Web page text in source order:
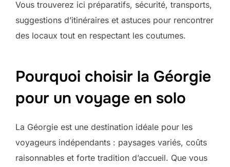
Vous trouverez ici préparatifs, sécurité, transports,
suggestions d’itinéraires et astuces pour rencontrer
des locaux tout en respectant les coutumes.
Pourquoi choisir la Géorgie
pour un voyage en solo
La Géorgie est une destination idéale pour les
voyageurs indépendants : paysages variés, coûts
raisonnables et forte tradition d’accueil. Que vous